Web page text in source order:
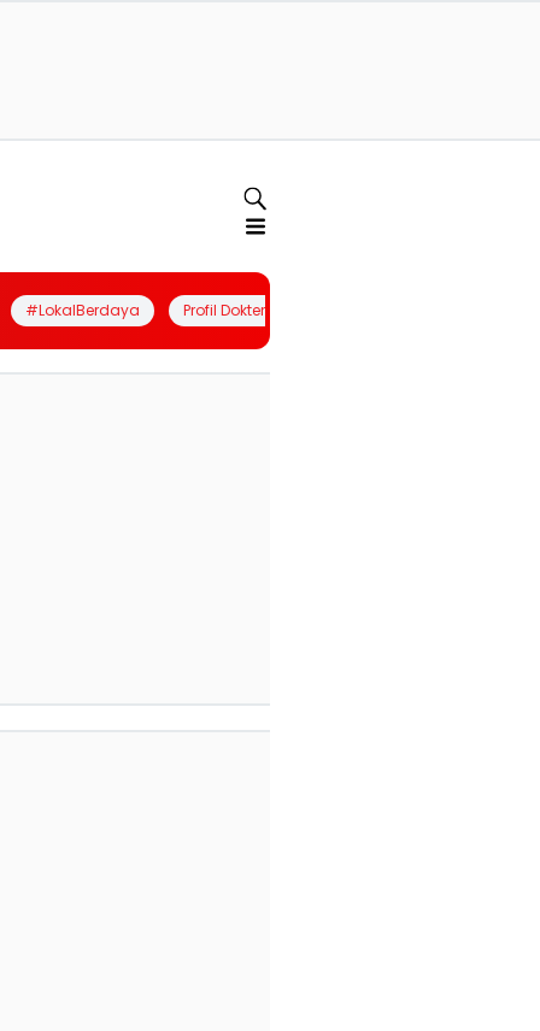
#LokalBerdaya Profil Dokter